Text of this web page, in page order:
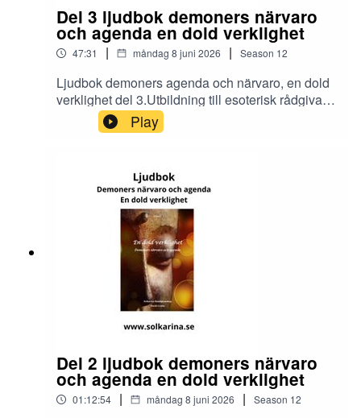
Del 3 ljudbok demoners närvaro
och agenda en dold verklighet
47:31 | måndag 8 juni 2026 | Season 12
Ljudbok demoners agenda och närvaro, en dold
verklighet del 3.Utbildning till esoterisk rådgivare
och dimensionsmedium
https://solkarina.se/produkt/dimensionell-
https://www.facebook.com/groups/16251419920
40360.Solkarina Sinnligkunskap®
//.http://www.medireiki.sehttp://www.solkarina.seh
ttp://www.sannessens.se min digitala
kursgårdInstagram:
http://www.instagram.com/iamsolkarina.seFaceb
ook: https://www.facebook.com/profile.php?
id=61573215027349Youtube:
https://www.youtube.com/@solkarinaKalender:htt
ps://solkarina.se/kalender/
Play
Del 2 ljudbok demoners närvaro
och agenda en dold verklighet
01:12:54 | måndag 8 juni 2026 | Season 12